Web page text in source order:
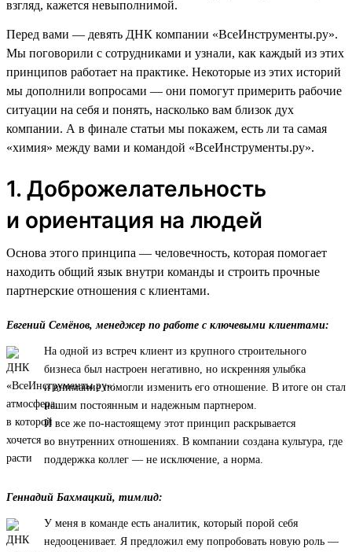
взгляд, кажется невыполнимой.
Перед вами — девять ДНК компании «ВсеИнструменты.ру».
Мы поговорили с сотрудниками и узнали, как каждый из этих
принципов работает на практике. Некоторые из этих историй
мы дополнили вопросами — они помогут примерить рабочие
ситуации на себя и понять, насколько вам близок дух
компании. А в финале статьи мы покажем, есть ли та самая
«химия» между вами и командой «ВсеИнструменты.ру».
1. Доброжелательность
и ориентация на людей
Основа этого принципа — человечность, которая помогает
находить общий язык внутри команды и строить прочные
партнерские отношения с клиентами.
Евгений Семёнов, менеджер по работе с ключевыми клиентами:
На одной из встреч клиент из крупного строительного
бизнеса был настроен негативно, но искренняя улыбка
и внимание помогли изменить его отношение. В итоге он стал
нашим постоянным и надежным партнером.
И все же по-настоящему этот принцип раскрывается
во внутренних отношениях. В компании создана культура, где
поддержка коллег — не исключение, а норма.
Геннадий Бахмацкий, тимлид:
У меня в команде есть аналитик, который порой себя
недооценивает. Я предложил ему попробовать новую роль —